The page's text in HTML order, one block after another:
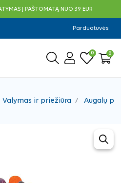
Į PAŠTOMATĄ NUO 39 EUR
Parduotuvės
0 0
Valymas ir priežiūra Augalų